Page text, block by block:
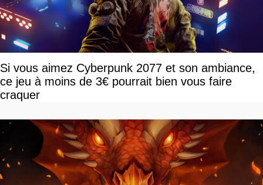
Si vous aimez Cyberpunk 2077 et son ambiance,
ce jeu à moins de 3€ pourrait bien vous faire
craquer